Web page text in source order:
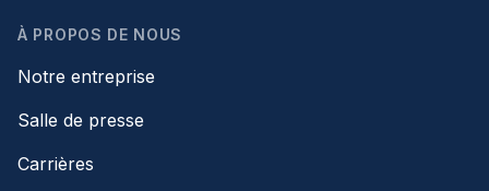
À PROPOS DE NOUS
Notre entreprise
Salle de presse
Carrières